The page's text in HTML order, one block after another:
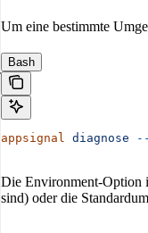
Um eine bestimmte
Bash
appsignal diagnose --
Die Environment-Option
sind) oder die